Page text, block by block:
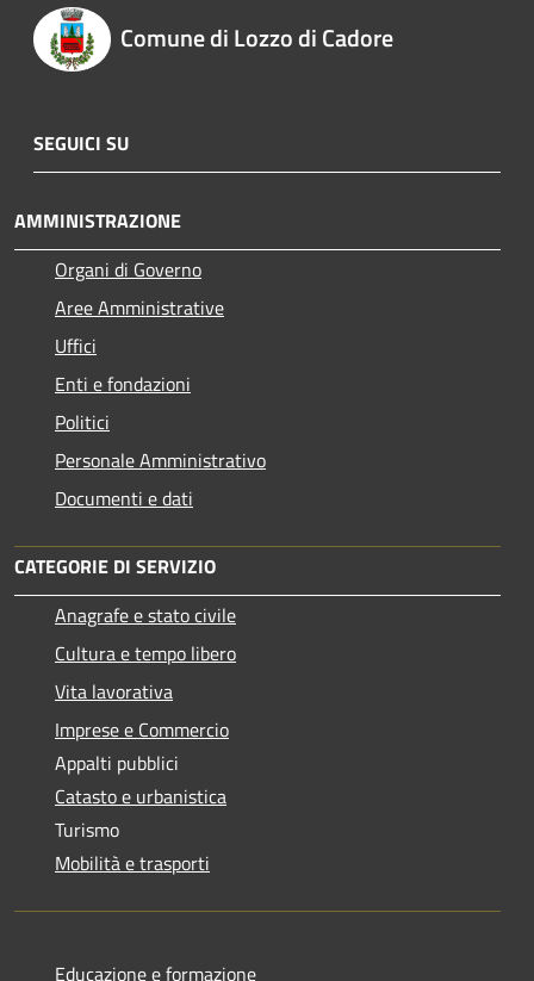
Comune di Lozzo di Cadore
SEGUICI SU
AMMINISTRAZIONE
Organi di Governo
Aree Amministrative
Uffici
Enti e fondazioni
Politici
Personale Amministrativo
Documenti e dati
CATEGORIE DI SERVIZIO
Anagrafe e stato civile
Cultura e tempo libero
Vita lavorativa
Imprese e Commercio
Appalti pubblici
Catasto e urbanistica
Turismo
Mobilità e trasporti
Educazione e formazione